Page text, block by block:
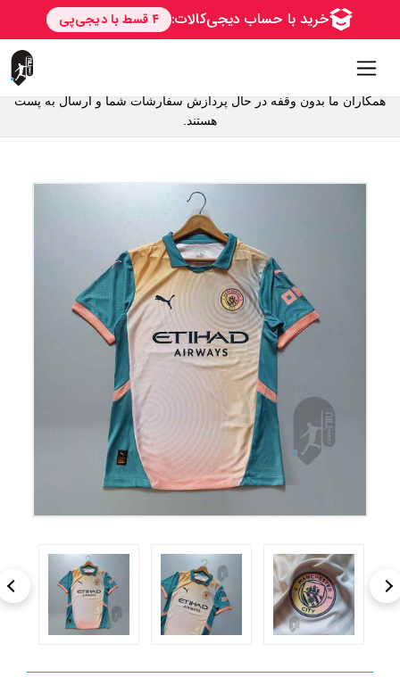
همکاران ما بدون وقفه در حال پردازش سفارشات شما و ارسال به پست
هستند.
ارسال به سراسر ایران از طریق پست حتی روستاها